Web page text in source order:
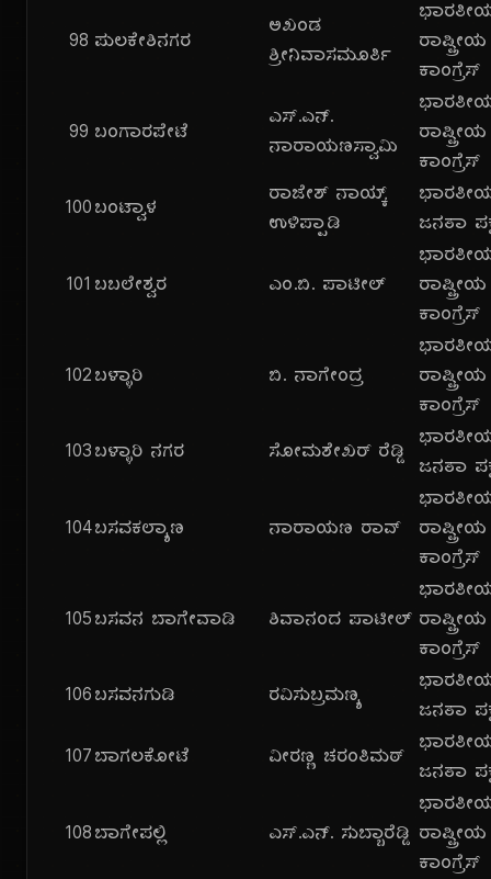
98 ಪುಲಕೇಶಿನಗರ
ಅಖಂಡ
ಶ್ರೀನಿವಾಸಮೂರ್ತಿ
ರಾಷ್ಟ್ರೀಯ
ಕಾಂಗ್ರೆಸ್
99 ಬಂಗಾರಪೇಟೆ
ಎಸ್.ಎನ್.
ನಾರಾಯಣಸ್ವಾಮಿ
ರಾಷ್ಟ್ರೀಯ
ಕಾಂಗ್ರೆಸ್
100ಬಂಟ್ವಾಳ
ರಾಜೇಶ್ ನಾಯ್ಕ್
ಉಳಿಪ್ಪಾಡಿ
ಜನತಾ
101 ಬಬಲೇಶ್ವರ ಎಂ.ಬಿ. ಪಾಟೀಲ್
ರಾಷ್ಟ್ರೀಯ
ಕಾಂಗ್ರೆಸ್
102ಬಳ್ಳಾರಿ ಬಿ. ನಾಗೇಂದ್ರ
ರಾಷ್ಟ್ರೀಯ
ಕಾಂಗ್ರೆಸ್
103ಬಳ್ಳಾರಿ ನಗರ ಸೋಮಶೇಖರ್ ರೆಡ್ಡಿ
ಜನತಾ
104ಬಸವಕಲ್ಯಾಣ ನಾರಾಯಣ ರಾವ್
ರಾಷ್ಟ್ರೀಯ
ಕಾಂಗ್ರೆಸ್
105ಬಸವನ ಬಾಗೇವಾಡಿ ಶಿವಾನಂದ ಪಾಟೀಲ್ ರಾಷ್ಟ್ರೀಯ
ಕಾಂಗ್ರೆಸ್
106ಬಸವನಗುಡಿ ರವಿಸುಬ್ರಮಣ್ಯ
ಜನತಾ
107ಬಾಗಲಕೋಟೆ ವೀರಣ್ಣ ಚರಂತಿಮಠ್
ಜನತಾ
108ಬಾಗೇಪಲ್ಲಿ ಎಸ್.ಎನ್. ಸುಬ್ಬಾರೆಡ್ಡಿ ರಾಷ್ಟ್ರೀಯ
ಕಾಂಗ್ರೆಸ್